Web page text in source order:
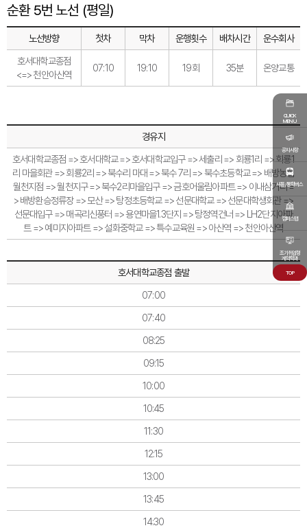
QUICK
MENU
공지사항
셔틀/통학버스
캠퍼스맵
조기취업형
계약학과
TOP
순환 5번 노선 (평일)
노선방향 첫차 막차 운행횟수 배차시간
운수회사
호서대학교종점
<=> 천안아산역
07:10 19:10 19회 35분 온양교통
경유지
호서대학교종점 => 호서대학교 => 호서대학교입구 => 세출리 => 회룡1리 => 회룡1
리 마을회관 => 회룡2리 => 북수리 마대 => 북수 7리 => 북수초등학교 => 배방농협
월천지점 => 월천지구 => 북수2리마을입구 => 금호어울림아파트 => 이내삼거리 =
> 배방환승정류장 => 모산 => 탕정초등학교 => 선문대학교 => 선문대학생회관 =>
선문대입구 => 매곡리신풍터 => 용연마을1.3단지 => 탕정역건너 => LH2단지아파
트 => 예미지아파트 => 설화중학교 => 특수교육원 => 아산역 => 천안아산역
호서대학교종점 출발
07:00
07:40
08:25
09:15
10:00
10:45
11:30
12:15
13:00
13:45
14:30